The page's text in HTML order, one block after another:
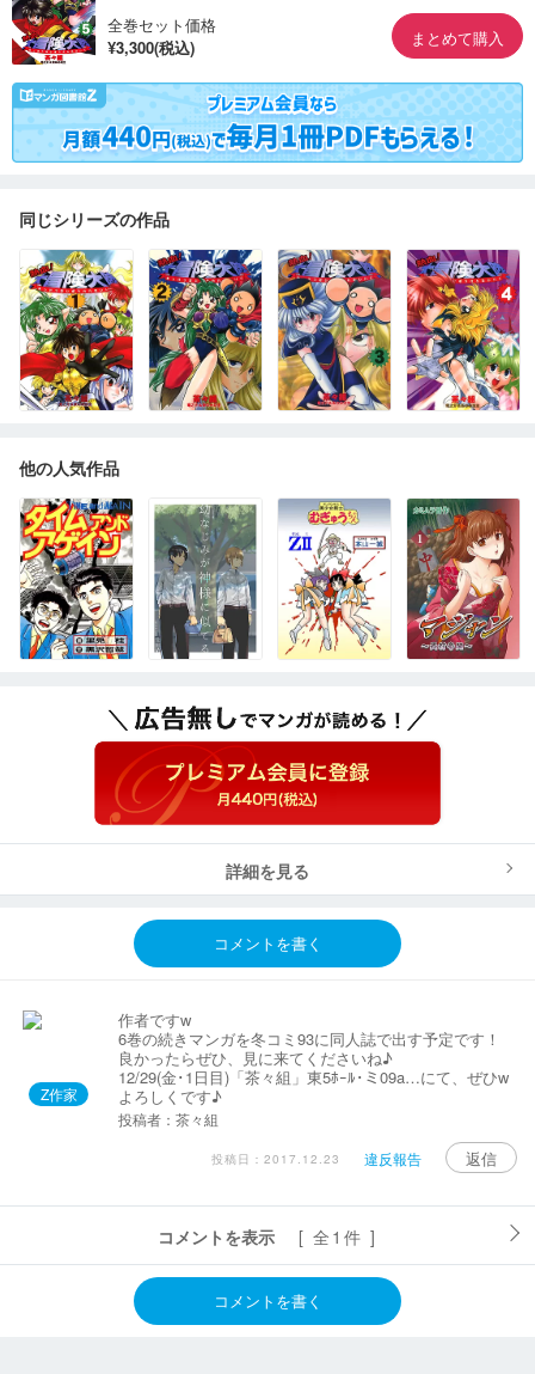
全巻セット価格
¥3,300(税込)
まとめて購入
同じシリーズの作品
他の人気作品
詳細を見る
コメントを書く
Z作家
作者ですw
6巻の続きマンガを冬コミ93に同人誌で出す予定です！
良かったらぜひ、見に来てくださいね♪
12/29(金･1日目)「茶々組」東5ﾎｰﾙ･ミ09a…にて、ぜひw
よろしくです♪
投稿者：茶々組
投稿日：2017.12.23 違反報告 返信
コメントを表示 [ 全1件 ]
コメントを書く